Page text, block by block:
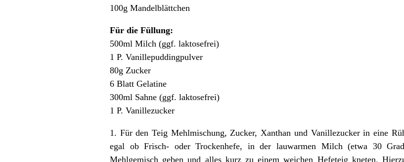
100g Mandelblättchen
Für die Füllung:
500ml Milch (ggf. laktosefrei)
1 P. Vanillepuddingpulver
80g Zucker
6 Blatt Gelatine
300ml Sahne (ggf. laktosefrei)
1 P. Vanillezucker
1. Für den Teig Mehlmischung, Zucker, Xanthan und Vanillezucker in eine
egal ob Frisch- oder Trockenhefe, in der lauwarmen Milch (etwa 30
Mehlgemisch geben und alles kurz zu einem weichen Hefeteig kneten.